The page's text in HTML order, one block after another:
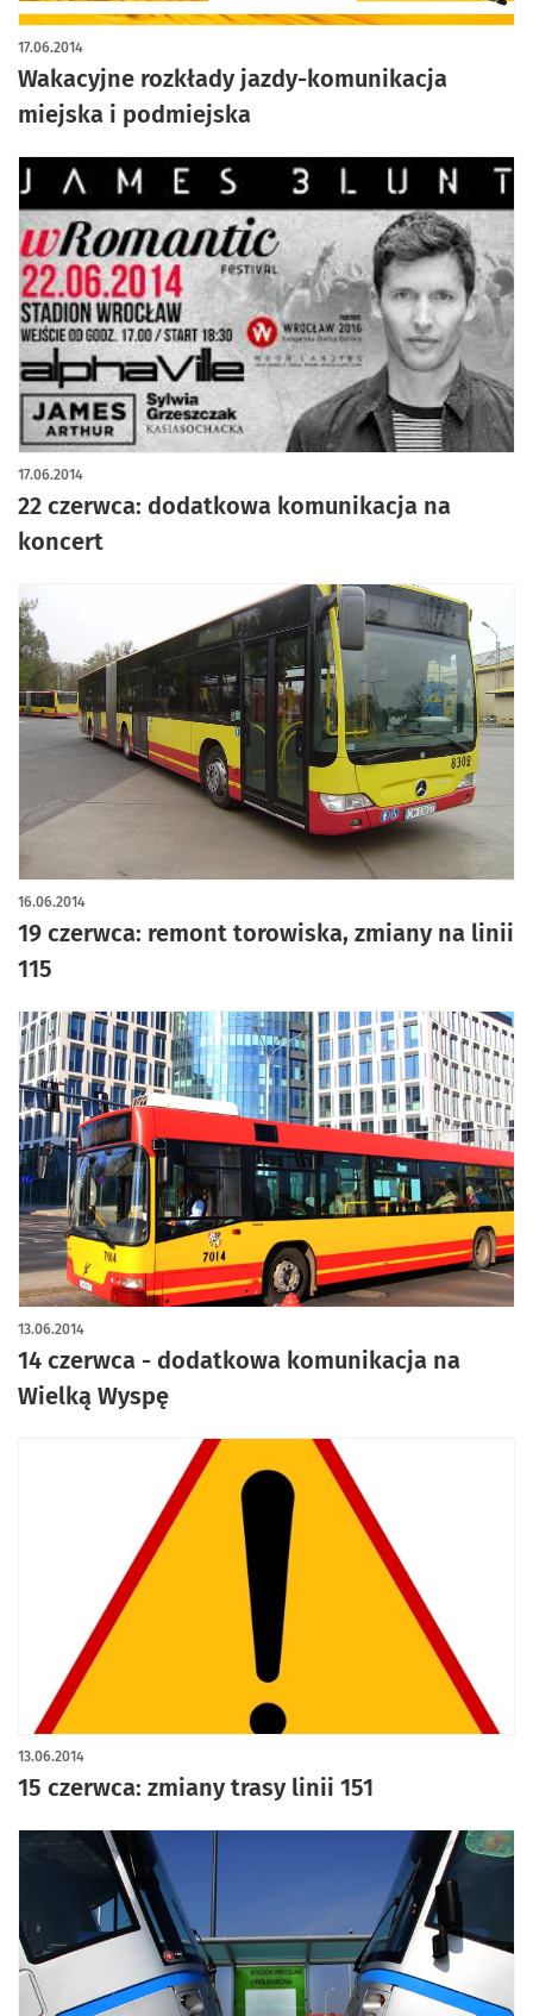
Wakacyjne rozkłady jazdy-komunikacja
miejska i podmiejska
17.06.2014
22 czerwca: dodatkowa komunikacja na
koncert
17.06.2014
19 czerwca: remont torowiska, zmiany na linii
115
16.06.2014
14 czerwca - dodatkowa komunikacja na
Wielką Wyspę
13.06.2014
15 czerwca: zmiany trasy linii 151
13.06.2014